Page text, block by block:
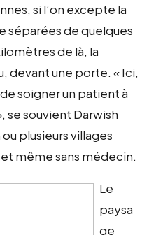
si l’on excepte la
séparées de quelques
de là, la
devant une porte. « Ici,
soigner un patient à
se souvient Darwish
plusieurs villages
même sans médecin.
Le
paysa
ge